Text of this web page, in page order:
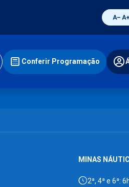
Conferir Programação
MINAS
2ª, 4ª e 6ª: